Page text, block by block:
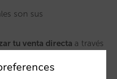
son sus
tu venta directa a través
en